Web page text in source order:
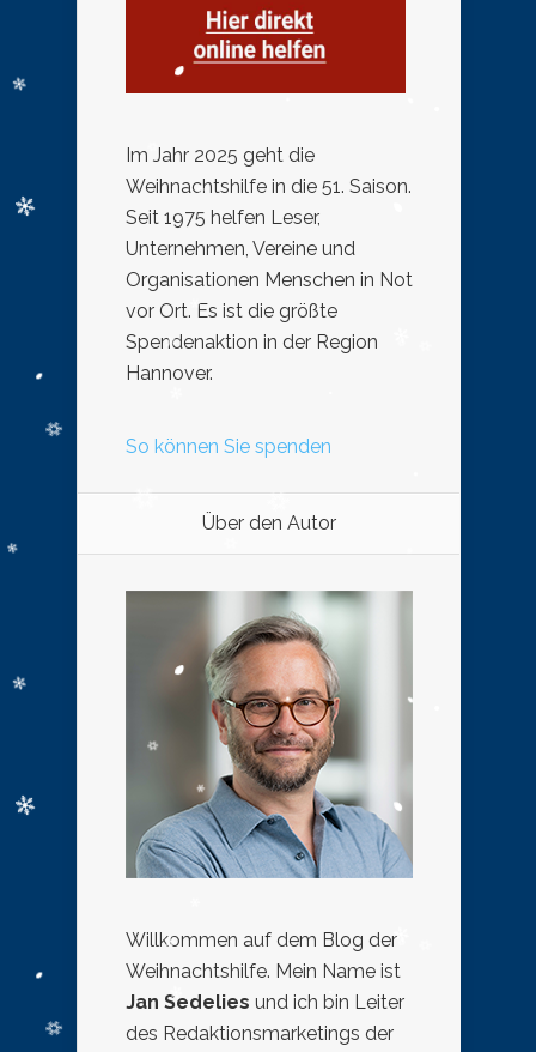
Im Jahr 2025 geht die
Weihnachtshilfe in die 51. Saison.
Seit 1975 helfen Leser,
Unternehmen, Vereine und
Organisationen Menschen in Not
vor Ort. Es ist die größte
Spendenaktion in der Region
Hannover.
So können Sie spenden
Über den Autor
Willkommen auf dem Blog der
Weihnachtshilfe. Mein Name ist
Jan Sedelies und ich bin Leiter
des Redaktionsmarketings der